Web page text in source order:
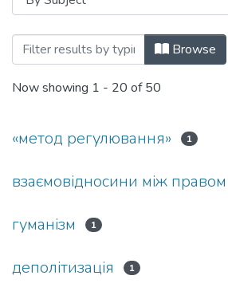
Browsing 038: Browse
Now showing 1 - 20 of 50
«метод регулювання» 1
взаємовідносини між правом
гуманізм 1
деполітизація 1